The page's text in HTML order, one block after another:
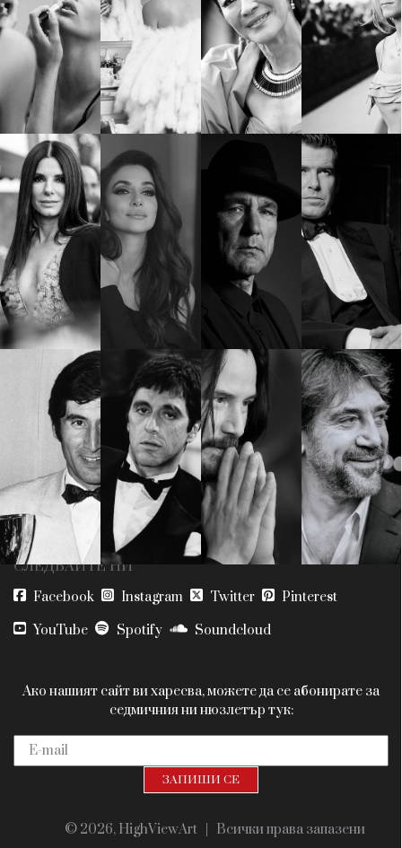
КАТЕГОРИИ
Wine&Dine
Подкасти
Dialogue
Изкуство
Красота
Гурме
Пътувай
Wellness
ЗА НАС
Условия за
ползване
За нас
Реклама
Политика за
поверителност
ModerenDom
СЛЕДВАЙТЕ НИ
Facebook Instagram Twitter
Pinterest
YouTube
Spotify Soundcloud
Ако нашият сайт ви харесва, можете да се абонирате за
седмичния ни нюзлетър тук:
© 2026, HighViewArt | Всички права запазени